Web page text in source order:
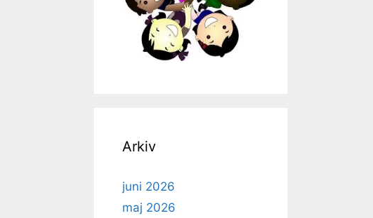
Arkiv
juni 2026
maj 2026